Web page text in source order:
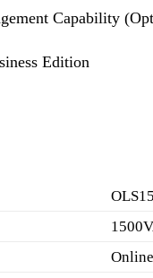
Capability
Edition